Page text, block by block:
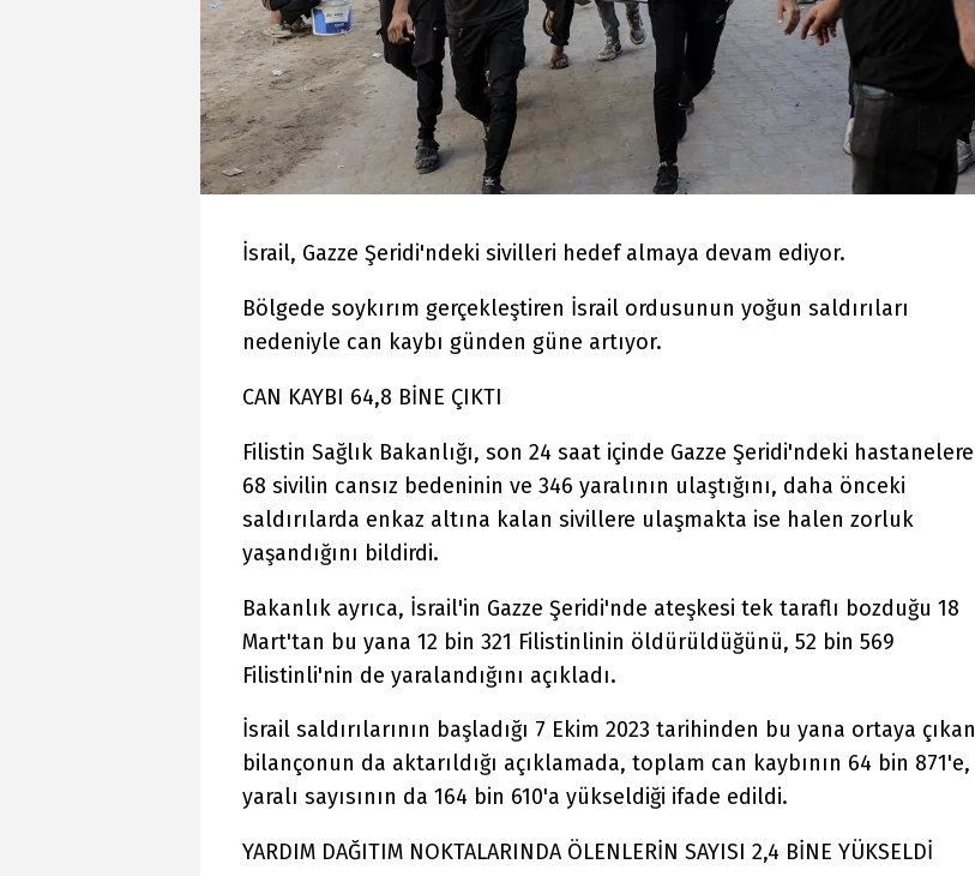
İsrail, Gazze Şeridi'ndeki sivilleri hedef almaya devam ediyor.
Bölgede soykırım gerçekleştiren İsrail ordusunun yoğun saldırıları
nedeniyle can kaybı günden güne artıyor.
CAN KAYBI 64,8 BİNE ÇIKTI
Filistin Sağlık Bakanlığı, son 24 saat içinde Gazze Şeridi'ndeki hastanelere
68 sivilin cansız bedeninin ve 346 yaralının ulaştığını, daha önceki
saldırılarda enkaz altına kalan sivillere ulaşmakta ise halen zorluk
yaşandığını bildirdi.
Bakanlık ayrıca, İsrail'in Gazze Şeridi'nde ateşkesi tek taraflı bozduğu 18
Mart'tan bu yana 12 bin 321 Filistinlinin öldürüldüğünü, 52 bin 569
Filistinli'nin de yaralandığını açıkladı.
İsrail saldırılarının başladığı 7 Ekim 2023 tarihinden bu yana ortaya çıkan
bilançonun da aktarıldığı açıklamada, toplam can kaybının 64 bin 871'e,
yaralı sayısının da 164 bin 610'a yükseldiği ifade edildi.
YARDIM DAĞITIM NOKTALARINDA ÖLENLERİN SAYISI 2,4 BİNE YÜKSELDİ